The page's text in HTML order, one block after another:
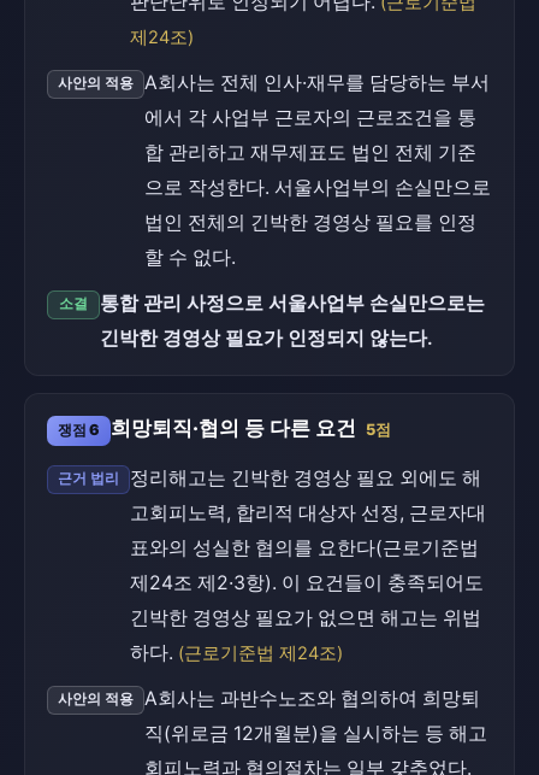
제24조)
사안의 적용
A회사는 전체 인사·재무를 담당하는 부서
에서 각 사업부 근로자의 근로조건을 통
합 관리하고 재무제표도 법인 전체 기준
으로 작성한다. 서울사업부의 손실만으로
법인 전체의 긴박한 경영상 필요를 인정
할 수 없다.
소결
통합 관리 사정으로 서울사업부 손실만으로는
긴박한 경영상 필요가 인정되지 않는다.
쟁점 6 희망퇴직·협의 등 다른 요건 5점
근거 법리
정리해고는 긴박한 경영상 필요 외에도 해
고회피노력, 합리적 대상자 선정, 근로자대
표와의 성실한 협의를 요한다(근로기준법
제24조 제2·3항). 이 요건들이 충족되어도
긴박한 경영상 필요가 없으면 해고는 위법
하다. (근로기준법 제24조)
사안의 적용
A회사는 과반수노조와 협의하여 희망퇴
직(위로금 12개월분)을 실시하는 등 해고
회피노력과 협의절차는 일부 갖추었다.